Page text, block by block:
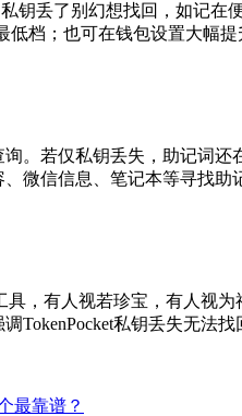
钥丢了别幻想找回，如记
档；也可在钱包设置大幅
。若仅私钥丢失，助记词
微信信息、笔记本等寻找
，有人视若珍宝，有人视
TokenPocket私钥丢失无法
最靠谱？